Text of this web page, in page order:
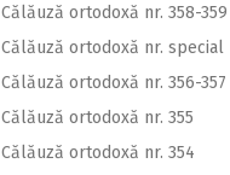
Călăuză ortodoxă nr. 358-359
Călăuză ortodoxă nr. special
Călăuză ortodoxă nr. 356-357
Călăuză ortodoxă nr. 355
Călăuză ortodoxă nr. 354